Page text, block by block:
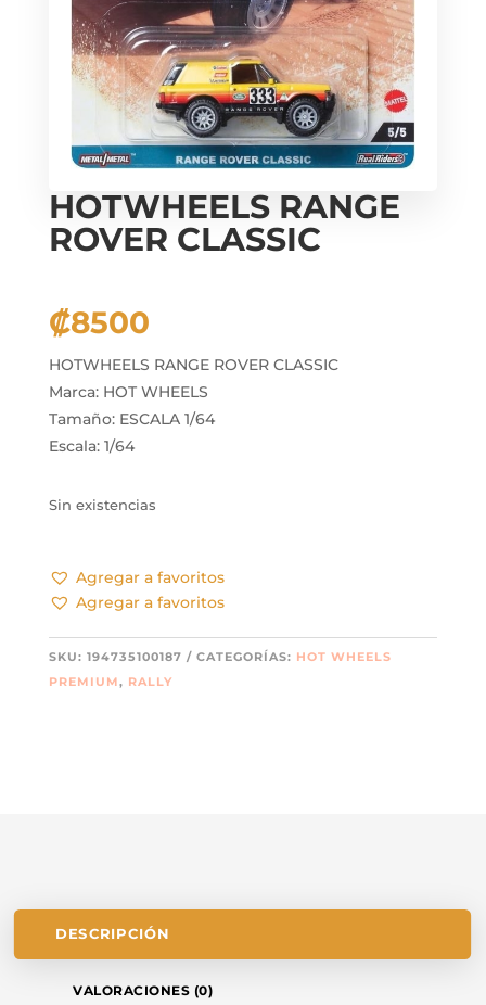
HOTWHEELS RANGE
ROVER CLASSIC
₡8500
HOTWHEELS RANGE ROVER CLASSIC
Marca: HOT WHEELS
Tamaño: ESCALA 1/64
Escala: 1/64
Sin existencias
Agregar a favoritos
Agregar a favoritos
SKU: 194735100187 CATEGORÍAS: HOT WHEELS
PREMIUM, RALLY
DESCRIPCIÓN
VALORACIONES (0)